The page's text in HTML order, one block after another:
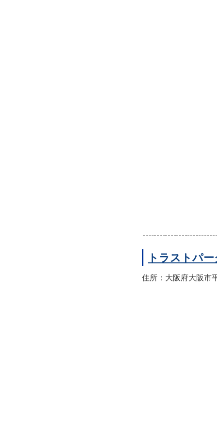
トラストパ
住所：大阪府大阪市